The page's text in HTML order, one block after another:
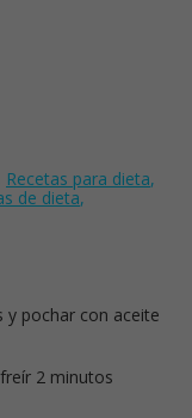
Recetas para dieta,
de dieta,
y pochar con aceite
2 minutos